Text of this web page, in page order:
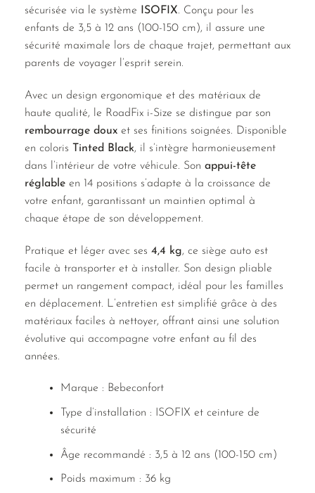
sécurisée via le système
ISOFIX. Conçu pour les
enfants de 3,5 à 12 ans (100-150 cm), il assure une
sécurité maximale lors de chaque trajet, permettant aux
parents de voyager l’esprit serein.
Avec un design ergonomique et des matériaux de
haute qualité, le RoadFix i-Size se distingue par son
rembourrage doux et ses finitions soignées. Disponible
en coloris
Tinted Black, il s’intègre harmonieusement
dans l’intérieur de votre véhicule. Son appui-tête
réglable en 14 positions s’adapte à la croissance de
votre enfant, garantissant un maintien optimal à
chaque étape de son développement.
Pratique et léger avec ses 4,4 kg, ce siège auto est
facile à transporter et à installer. Son design pliable
permet un rangement compact, idéal pour les familles
en déplacement. L’entretien est simplifié grâce à des
matériaux faciles à nettoyer, offrant ainsi une solution
évolutive qui accompagne votre enfant au fil des
années.
Marque : Bebeconfort
Type d’installation : ISOFIX et ceinture de
sécurité
Âge recommandé : 3,5 à 12 ans (100-150 cm)
Poids maximum : 36 kg